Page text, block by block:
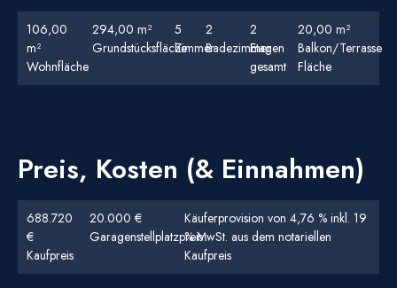
106,00
m²
Wohnfläche
294,00 m²
Grundstücksfläche
5
Zimmer
2
Badezimmer
2
Etagen
gesamt
20,00 m²
Balkon/Terrasse
Fläche
Preis, Kosten (& Einnahmen)
688.720
€
Kaufpreis
20.000 €
Garagenstellplatzpreis
Käuferprovision von 4,76 % inkl. 19
% MwSt. aus dem notariellen
Kaufpreis